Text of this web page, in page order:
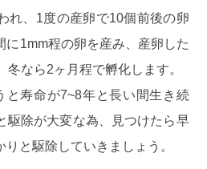
れ、1度の産卵で10個前後の卵
に1mm程の卵を産み、産卵した
冬なら2ヶ月程で孵化します。
と寿命が7~8年と長い間生き続
駆除が大変な為、見つけたら早
と駆除していきましょう。